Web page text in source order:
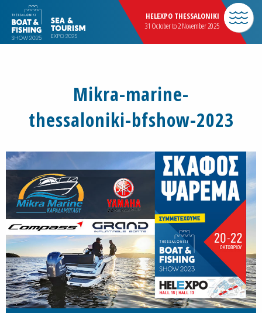
HELEXPO THESSALONIKI
31 October to 2 November 2025
Mikra-marine-
thessaloniki-bfshow-2023